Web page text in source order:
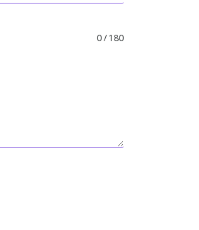
0 / 180